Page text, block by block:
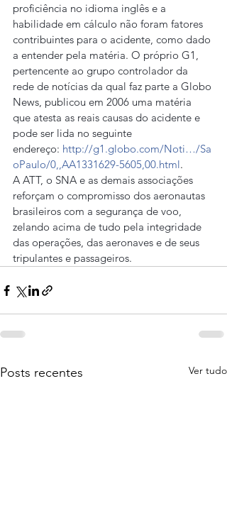
proficiência no idioma inglês e a
habilidade em cálculo não foram fatores
contribuintes para o acidente, como dado
a entender pela matéria. O próprio G1,
pertencente ao grupo controlador da
rede de notícias da qual faz parte a Globo
News, publicou em 2006 uma matéria
que atesta as reais causas do acidente e
pode ser lida no seguinte
endereço: http://g1.globo.com/Noti…/Sa
oPaulo/0,,AA1331629-5605,00.html.
A ATT, o SNA e as demais associações
reforçam o compromisso dos aeronautas
brasileiros com a segurança de voo,
zelando acima de tudo pela integridade
das operações, das aeronaves e de seus
tripulantes e passageiros.
Posts recentes Ver tudo